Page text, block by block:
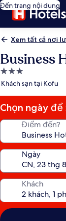
Đến trang nội dung
Xem tất cả nơi
Business
Nơi
lưu
3.0
sao
Khách sạn tại Kofu
Chọn ngày để
Điểm đến?
Ngày
Khách